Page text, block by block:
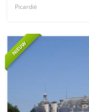
Picardië
NIEUW